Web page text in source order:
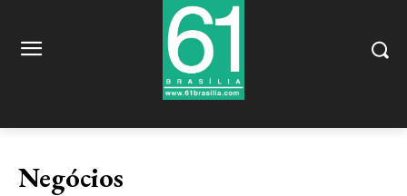
Negócios